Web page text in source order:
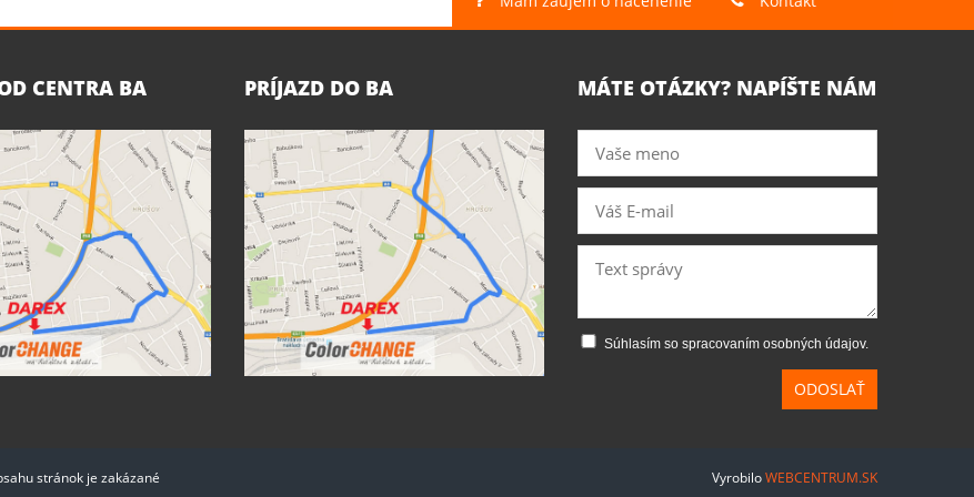
CENTRA BA PRÍJAZD DO BA MÁTE OTÁZKY? NAPÍŠTE NÁM
Súhlasím so spracovaním osobných údajov.
ODOSLAŤ
stránok je zakázané VyrobiloWEBCENTRUM.SK